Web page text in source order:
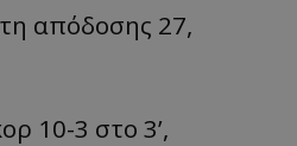
απόδοσης 27,
10-3 στο 3’,